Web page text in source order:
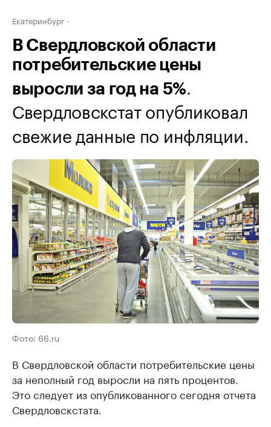
Екатеринбург
В Свердловской области
потребительские цены
выросли за год на 5%.
Свердловскстат опубликовал
свежие данные по инфляции.
Фото: 66.ru
В Свердловской области потребительские цены
за неполный год выросли на пять процентов.
Это следует из опубликованного сегодня отчета
Свердловскстата.